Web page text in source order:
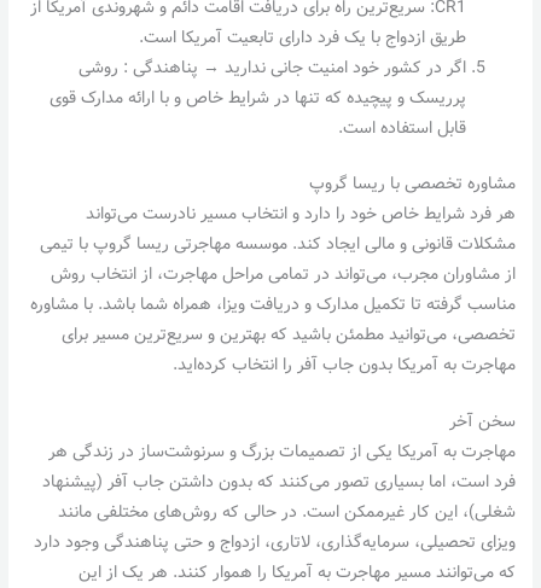
CR1: سریع‌ترین راه برای دریافت اقامت دائم و شهروندی آمریکا از
طریق ازدواج با یک فرد دارای تابعیت آمریکا است.
اگر در کشور خود امنیت جانی ندارید → پناهندگی : روشی
پرریسک و پیچیده که تنها در شرایط خاص و با ارائه مدارک قوی
قابل استفاده است.
مشاوره تخصصی با ریسا گروپ
هر فرد شرایط خاص خود را دارد و انتخاب مسیر نادرست می‌تواند
مشکلات قانونی و مالی ایجاد کند. موسسه مهاجرتی ریسا گروپ با تیمی
از مشاوران مجرب، می‌تواند در تمامی مراحل مهاجرت، از انتخاب روش
مناسب گرفته تا تکمیل مدارک و دریافت ویزا، همراه شما باشد. با مشاوره
تخصصی، می‌توانید مطمئن باشید که بهترین و سریع‌ترین مسیر برای
مهاجرت به آمریکا بدون جاب آفر را انتخاب کرده‌اید.
سخن آخر
مهاجرت به آمریکا یکی از تصمیمات بزرگ و سرنوشت‌ساز در زندگی هر
فرد است، اما بسیاری تصور می‌کنند که بدون داشتن جاب آفر (پیشنهاد
شغلی)، این کار غیرممکن است. در حالی که روش‌های مختلفی مانند
ویزای تحصیلی، سرمایه‌گذاری، لاتاری، ازدواج و حتی پناهندگی وجود دارد
که می‌توانند مسیر مهاجرت به آمریکا را هموار کنند. هر یک از این